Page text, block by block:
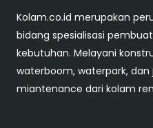
Kolam.co.id merupakan
bidang spesialisasi
kebutuhan. Melayani
waterboom, waterpark,
miantenance dari kolam